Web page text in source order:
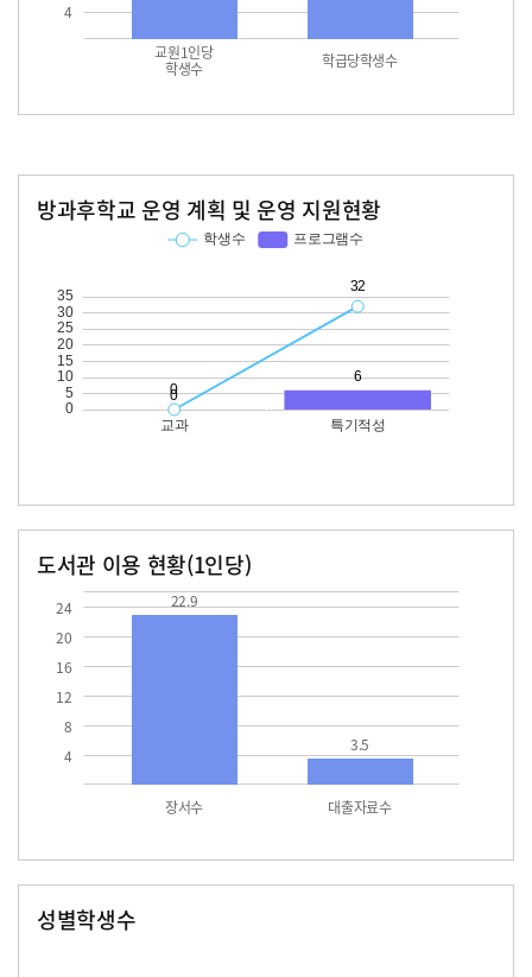
4
교원1인당
학생수 학급당학생수
방과후학교 운영 계획 및 운영 지원현황
도서관 이용 현황(1인당)
4
8
12
16
20
24
장서수 대출자료수
22.9
3.5
성별학생수